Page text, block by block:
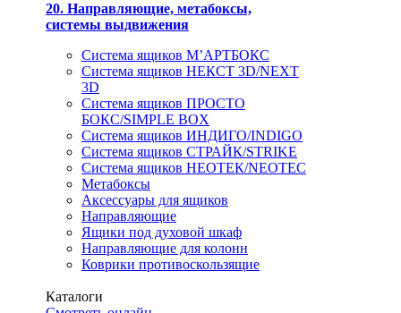
20. Направляющие, метабоксы,
системы выдвижения
Система ящиков М’АРТБОКС
Система ящиков НЕКСТ 3D/NEXT
3D
Система ящиков ПРОСТО
БОКС/SIMPLE BOX
Система ящиков ИНДИГО/INDIGO
Система ящиков СТРАЙК/STRIKE
Система ящиков НЕОТЕК/NEOTEC
Метабоксы
Аксессуары для ящиков
Направляющие
Ящики под духовой шкаф
Направляющие для колонн
Коврики противоскользящие
Каталоги